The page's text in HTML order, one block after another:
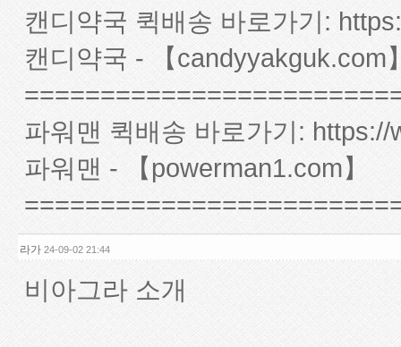
캔디약국 퀵배송 바로가기:
캔디약국 - 【candyyakguk.com
파워맨 퀵배송 바로가기: https://
파워맨 - 【powerman1.com】
라가 24-09-02 21:44
비아그라 소개